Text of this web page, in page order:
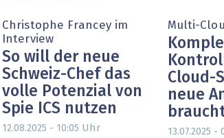
Christophe Francey im
Interview
So will der neue
Schweiz-Chef das
volle Potenzial von
Spie ICS nutzen
12.08.2025 - 10:05 Uhr
Multi-
Cloud-
neue
13.07.2025 -